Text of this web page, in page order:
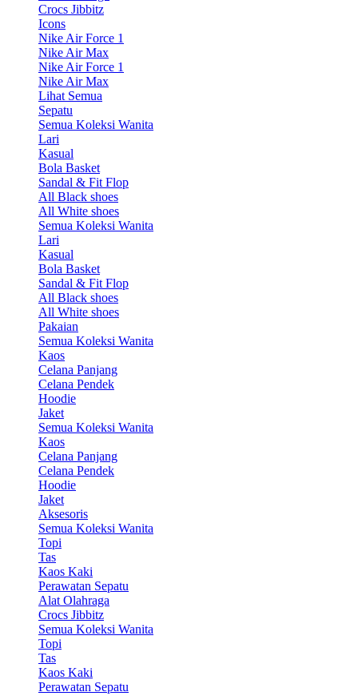
Crocs Jibbitz
Icons
Nike Air Force 1
Nike Air Max
Nike Air Force 1
Nike Air Max
Lihat Semua
Sepatu
Semua Koleksi Wanita
Lari
Kasual
Bola Basket
Sandal & Fit Flop
All Black shoes
All White shoes
Semua Koleksi Wanita
Lari
Kasual
Bola Basket
Sandal & Fit Flop
All Black shoes
All White shoes
Pakaian
Semua Koleksi Wanita
Kaos
Celana Panjang
Celana Pendek
Hoodie
Jaket
Semua Koleksi Wanita
Kaos
Celana Panjang
Celana Pendek
Hoodie
Jaket
Aksesoris
Semua Koleksi Wanita
Topi
Tas
Kaos Kaki
Perawatan Sepatu
Alat Olahraga
Crocs Jibbitz
Semua Koleksi Wanita
Topi
Tas
Kaos Kaki
Perawatan Sepatu